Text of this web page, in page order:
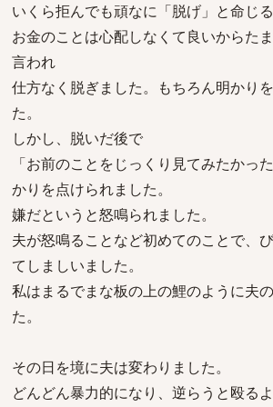
いくら拒んでも頑なに「脱げ」と命じる
お金のことは心配しなくて良いからた
言われ
仕方なく脱ぎました。もちろん明かり
た。
しかし、脱いだ後で
「お前のことをじっくり見てみたかっ
かりを点けられました。
嫌だというと怒鳴られました。
夫が怒鳴ることなど初めてのことで、
てしましいました。
私はまるでまな板の上の鯉のように夫
た。
その日を境に夫は変わりました。
どんどん暴力的になり、逆らうと殴る